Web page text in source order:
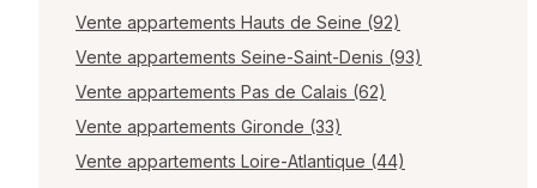
Vente appartements Hauts de Seine (92)
Vente appartements Seine-Saint-Denis (93)
Vente appartements Pas de Calais (62)
Vente appartements Gironde (33)
Vente appartements Loire-Atlantique (44)